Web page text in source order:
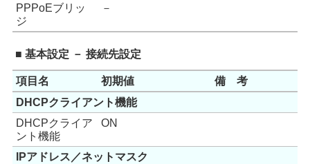
PPPoEブリッ
ジ
－
■ 基本設定 － 接続先設定
項目名 初期値
備 考
DHCPクライアント機能
DHCPクライア
ント機能
ON
IPアドレス／ネットマスク